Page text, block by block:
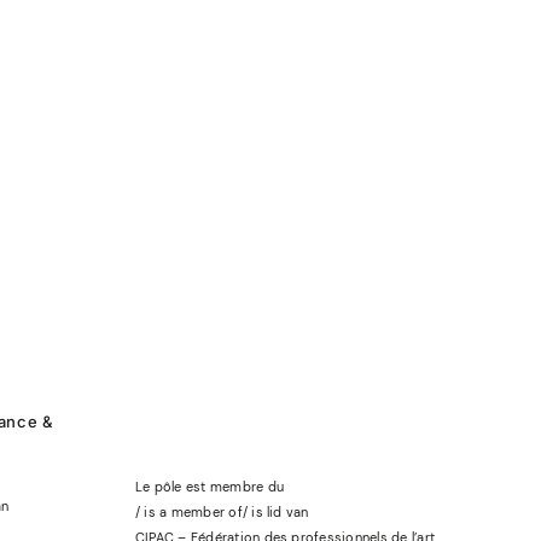
&
Le pôle est membre du
/ is a member of/is lid van
CIPAC – Fédération des professionnels de l’art